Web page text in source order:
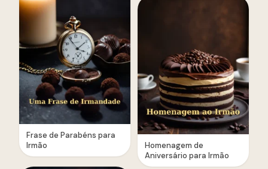
Frase de Parabéns para
Irmão
Homenagem de
Aniversário para Irmão